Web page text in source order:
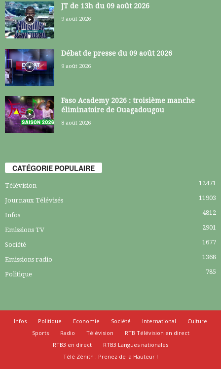
JT de 13h du 09 août 2026
9 août 2026
Débat de presse du 09 août 2026
9 août 2026
Faso Academy 2026 : troisième manche
éliminatoire de Ouagadougou
8 août 2026
CATÉGORIE POPULAIRE
Télévision 12471
Journaux Télévisés 11903
Infos 4812
Emissions TV 2901
Société 1677
Emissions radio 1368
Politique 785
Infos Politique Economie Société International
Culture
Sports
Radio Télévision
RTB Télévision en direct
RTB3 en direct
RTB3 Langues nationales
Télé Zénith : Prenez de la Hauteur !